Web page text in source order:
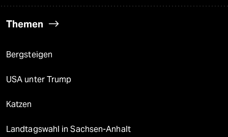
Themen
Bergsteigen
USA unter Trump
Katzen
Landtagswahl in Sachsen-Anhalt